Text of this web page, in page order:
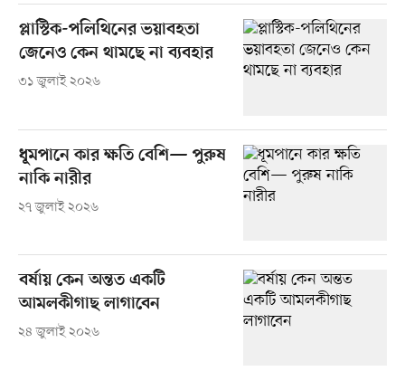
প্লাস্টিক-‎পলিথিনের ভয়াবহতা
জেনেও কেন থামছে না ব্যবহার
৩১ জুলাই ২০২৬
ধূমপানে কার ক্ষতি বেশি— পুরুষ
নাকি নারীর
২৭ জুলাই ২০২৬
বর্ষায় কেন অন্তত একটি
আমলকীগাছ লাগাবেন
২৪ জুলাই ২০২৬